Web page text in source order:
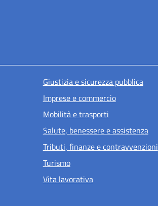
Giustizia e sicurezza pubblica
Imprese e commercio
Mobilità e trasporti
Salute, benessere e assistenza
Tributi, finanze e contravvenzioni
Turismo
Vita lavorativa